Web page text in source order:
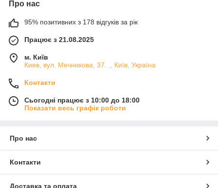
Про нас
95% позитивних з 178 відгуків за рік
Працює з 21.08.2025
м. Київ
Киев, вул. Мечникова, 37. ., Київ, Україна
Контакти
Сьогодні працює з 10:00 до 18:00
Показати весь графік роботи
Про нас
Контакти
Доставка та оплата